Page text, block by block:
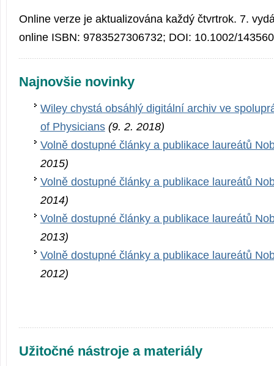
Online verze je aktualizována každý čtvrtrok. 7.
online ISBN: 9783527306732; DOI: 10.1002/
Najnovšie novinky
Wiley chystá obsáhlý digitální archiv ve
of Physicians (9. 2. 2018)
Volně dostupné články a publikace laureátů
2015)
Volně dostupné články a publikace laureátů
2014)
Volně dostupné články a publikace laureátů
2013)
Volně dostupné články a publikace laureátů
2012)
Užitočné nástroje a materiály